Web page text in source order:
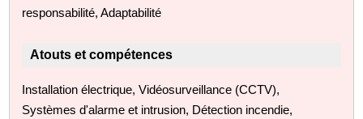
responsabilité, Adaptabilité
Atouts et compétences
Installation électrique, Vidéosurveillance (CCTV),
Systèmes d'alarme et intrusion, Détection incendie,